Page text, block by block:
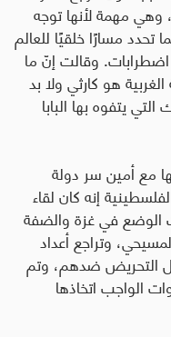
وهي مهمة لأنها توجه
مسارًا خلقيًا للعالم
وقالت إنّ ما
هو كارثي ولا بد
يتفوه بها البابا
مع أمين سر دولة
إنه كان لقاء
الوضع في غزة والضفة
وتراجع أعداد
التحريض ضدهم، وتم
الواجب اتخاذها